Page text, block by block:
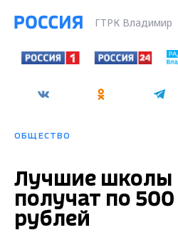
ГТРК Владимир
ОБЩЕСТВО
Лучшие школы
получат по
рублей